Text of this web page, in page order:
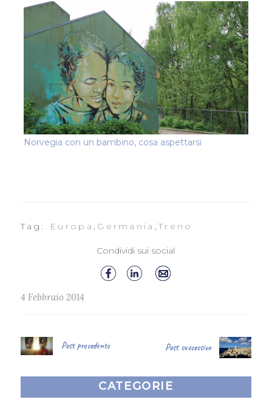
Norvegia con un bambino, cosa aspettarsi
Tag: Europa , Germania ,Treno
Condividi sui social
4 Febbraio 2014
Post precedente Post successivo
CATEGORIE